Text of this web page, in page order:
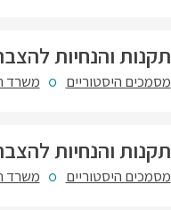
תקנות והנחיות להצבת
מסמכים היסטוריים משרד
תקנות והנחיות להצבת
מסמכים היסטוריים משרד